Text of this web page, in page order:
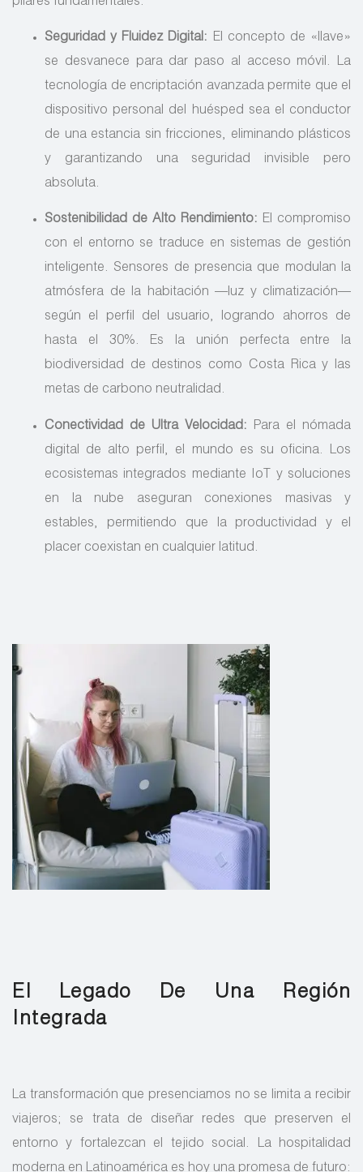
Seguridad y Fluidez Digital: El concepto de «llave»
se desvanece para dar paso al acceso móvil. La
tecnología de encriptación avanzada permite que el
dispositivo personal del huésped sea el conductor
de una estancia sin fricciones, eliminando plásticos
y garantizando una seguridad invisible pero
absoluta.
Sostenibilidad de Alto Rendimiento: El compromiso
con el entorno se traduce en sistemas de gestión
inteligente. Sensores de presencia que modulan la
atmósfera de la habitación —luz y climatización—
según el perfil del usuario, logrando ahorros de
hasta el 30%. Es la unión perfecta entre la
biodiversidad de destinos como Costa Rica y las
metas de carbono neutralidad.
Conectividad de Ultra Velocidad: Para el nómada
digital de alto perfil, el mundo es su oficina. Los
ecosistemas integrados mediante IoT y soluciones
en la nube aseguran conexiones masivas y
estables, permitiendo que la productividad y el
placer coexistan en cualquier latitud.
El Legado De Una Región
Integrada
La transformación que presenciamos no se limita a recibir
viajeros; se trata de diseñar redes que preserven el
entorno y fortalezcan el tejido social. La hospitalidad
moderna en Latinoamérica es hoy una promesa de futuro: